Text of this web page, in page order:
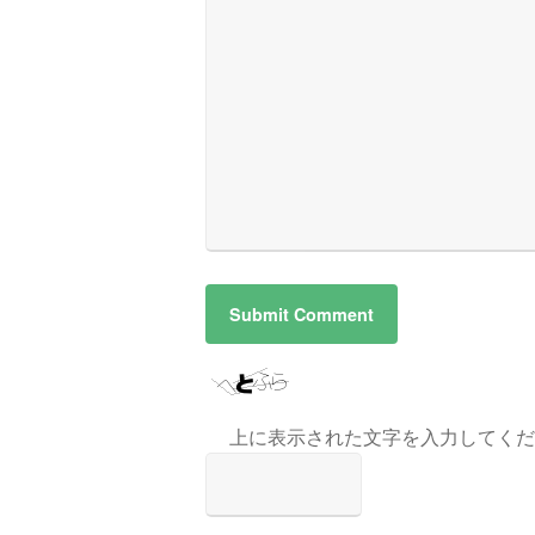
上に表示された文字を入力してく